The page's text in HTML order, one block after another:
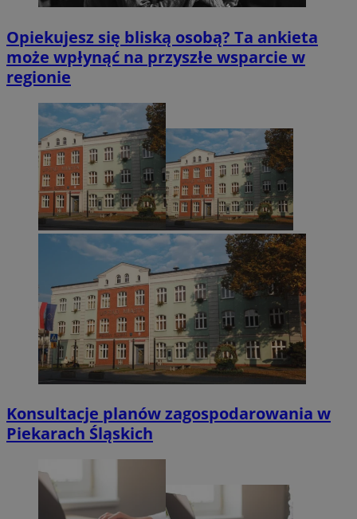
Opiekujesz się bliską osobą? Ta ankieta
może wpłynąć na przyszłe wsparcie w
regionie
Konsultacje planów zagospodarowania w
Piekarach Śląskich